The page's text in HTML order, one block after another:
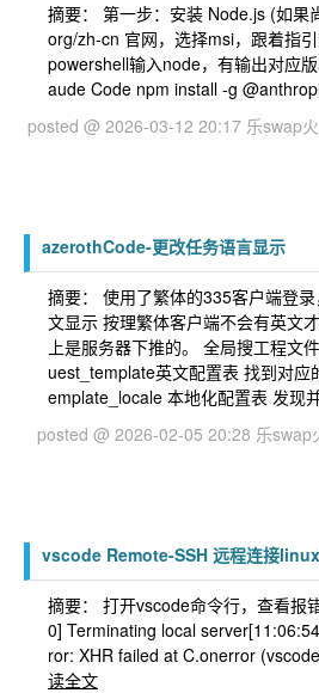
摘要： 第一步：安装 Node.js (如果
org/zh-cn 官网，选择msi，跟着指
powershell输入node，有输出对应
aude Code npm install -g
posted @ 2026-03-12 20:17 乐swap火
azerothCode-更改任务语言显示
摘要： 使用了繁体的335客户端登
文显示 按理繁体客户端不会有英文
上是服务器下推的。 全局搜工程文
uest_template英文配置表 找到对
emplate_locale 本地化配置表 发现
posted @ 2026-02-05 20:28 乐swap
vscode Remote-SSH 远程连接
摘要： 打开vscode命令行，查看报
0] Terminating local
ror: XHR failed at C.onerror
读全文